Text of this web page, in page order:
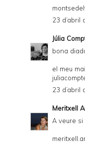
23 d’abril
Júlia
bona
el meu
23 d’abril
Meritxell
A veure si